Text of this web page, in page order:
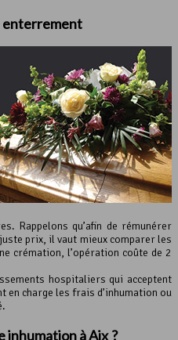
enterrement
Rappelons qu’afin de rémunérer
prix, il vaut mieux comparer les
crémation, l’opération coûte de 2
hospitaliers qui acceptent
en charge les frais d’inhumation ou
inhumation à Aix ?